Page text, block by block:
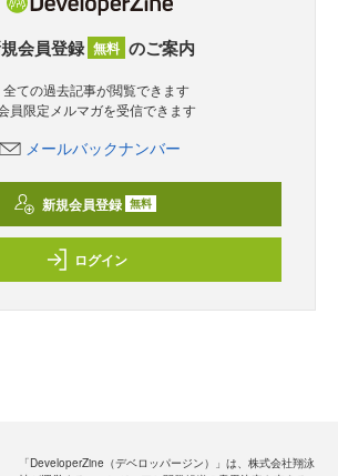
会員登録 無料 のご案内
全ての過去記事が閲覧できます
員限定メルマガを受信できます
メールバックナンバー
新規会員登録 無料
ログイン
「DeveloperZine（デベロッパージン）」は、株式会社翔泳